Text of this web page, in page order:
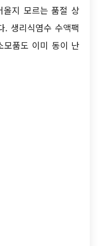
지 모르는 품절 상
. 생리식염수 수액팩
품도 이미 동이 난